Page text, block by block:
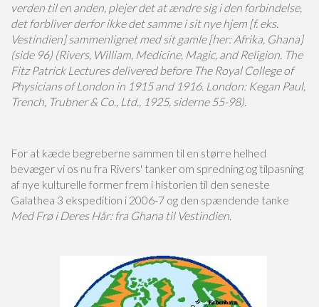
verden til en anden, plejer det at ændre sig i den forbindelse,
det forbliver derfor ikke det samme i sit nye hjem [f. eks.
Vestindien] sammenlignet med sit gamle [her: Afrika, Ghana]
(side 96) (Rivers, William, Medicine, Magic, and Religion. The
Fitz Patrick Lectures delivered before The Royal College of
Physicians of London in 1915 and 1916. London: Kegan Paul,
Trench, Trubner & Co., Ltd., 1925, siderne 55-98).
For at kæde begreberne sammen til en større helhed
bevæger vi os nu fra Rivers' tanker om spredning og tilpasning
af nye kulturelle former frem i historien til den seneste
Galathea 3 ekspedition i 2006-7 og den spændende tanke
Med Frø i Deres Hår: fra Ghana til Vestindien.